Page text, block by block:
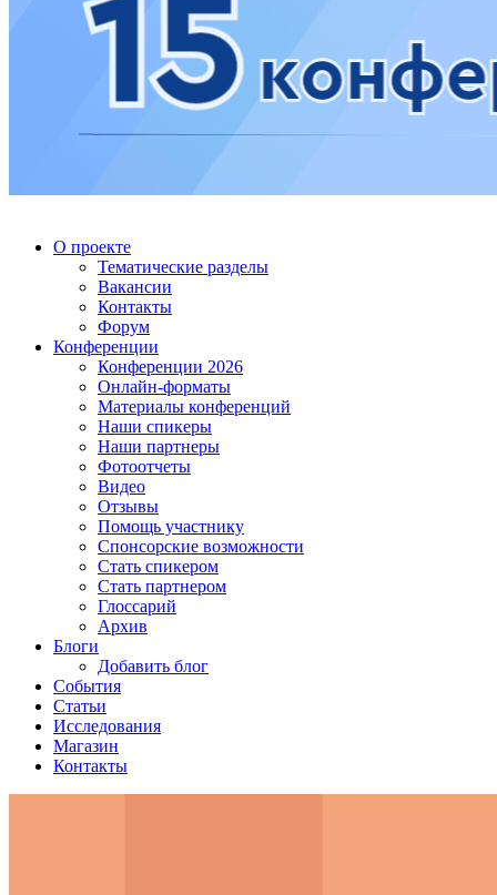
О проекте
Тематические разделы
Вакансии
Контакты
Форум
Конференции
Конференции 2026
Онлайн-форматы
Материалы конференций
Наши спикеры
Наши партнеры
Фотоотчеты
Видео
Отзывы
Помощь участнику
Спонсорские возможности
Стать спикером
Стать партнером
Глоссарий
Архив
Блоги
Добавить блог
События
Статьи
Исследования
Магазин
Контакты